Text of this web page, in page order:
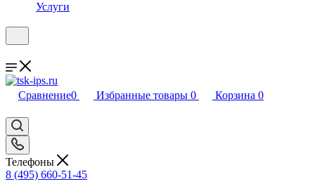
Услуги
Сравнение0 Избранные товары 0 Корзина 0
Телефоны
8 (495) 660-51-45